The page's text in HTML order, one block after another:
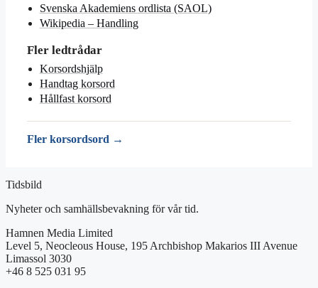
Svenska Akademiens ordlista (SAOL)
Wikipedia – Handling
Fler ledtrådar
Korsordshjälp
Handtag korsord
Hållfast korsord
Fler korsordsord →
Tidsbild
Nyheter och samhällsbevakning för vår tid.
Hamnen Media Limited
Level 5, Neocleous House, 195 Archbishop Makarios III Avenue
Limassol 3030
+46 8 525 031 95